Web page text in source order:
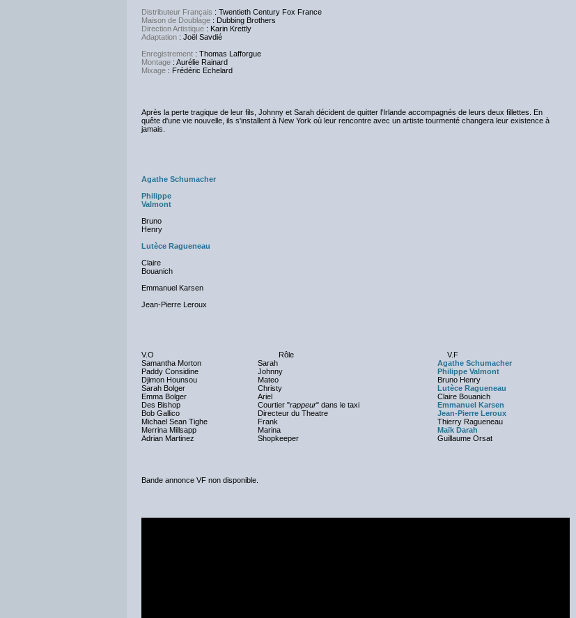
Distributeur Français : Twentieth Century Fox France
Maison de Doublage : Dubbing Brothers
Direction Artistique : Karin Krettly
Adaptation : Joël Savdié
Enregistrement : Thomas Lafforgue
Montage : Aurélie Rainard
Mixage : Frédéric Echelard
Après la perte tragique de leur fils, Johnny et Sarah décident de quitter l'Irlande accompagnés de leurs deux fillettes. En
quête d'une vie nouvelle, ils s'installent à New York où leur rencontre avec un artiste tourmenté changera leur existence à
jamais.
Agathe Schumacher
Philippe
Valmont
Bruno
Henry
Lutèce Ragueneau
Claire
Bouanich
Emmanuel Karsen
Jean-Pierre Leroux
V.O Rôle
V.F
Samantha Morton
Sarah
Agathe Schumacher
Paddy Considine
Johnny
Philippe Valmont
Djimon Hounsou
Mateo
Bruno Henry
Sarah Bolger
Christy
Lutèce Ragueneau
Emma Bolger
Ariel
Claire Bouanich
Des Bishop
Courtier "rappeur" dans le taxi
Emmanuel Karsen
Bob Gallico
Directeur du Theatre
Jean-Pierre Leroux
Michael Sean Tighe
Frank
Thierry Ragueneau
Merrina Millsapp
Marina
Maïk Darah
Adrian Martinez
Shopkeeper Guillaume Orsat
Bande annonce VF non disponible.